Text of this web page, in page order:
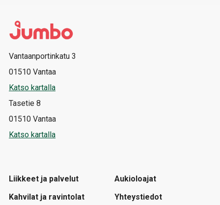
Vantaanportinkatu 3
01510 Vantaa
Katso kartalla
Tasetie 8
01510 Vantaa
Katso kartalla
Liikkeet ja palvelut
Kahvilat ja ravintolat
Aukioloajat
Yhteystiedot